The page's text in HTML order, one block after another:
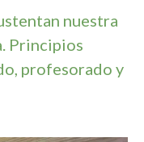
nuestra
Principios
profesorado y